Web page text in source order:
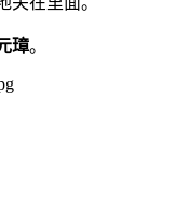
璋。